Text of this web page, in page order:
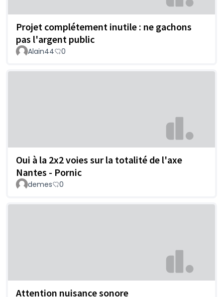
Projet complétement inutile : ne gachons
pas l'argent public
Alain44 0
Oui à la 2x2 voies sur la totalité de l'axe
Nantes - Pornic
demes 0
Attention nuisance sonore